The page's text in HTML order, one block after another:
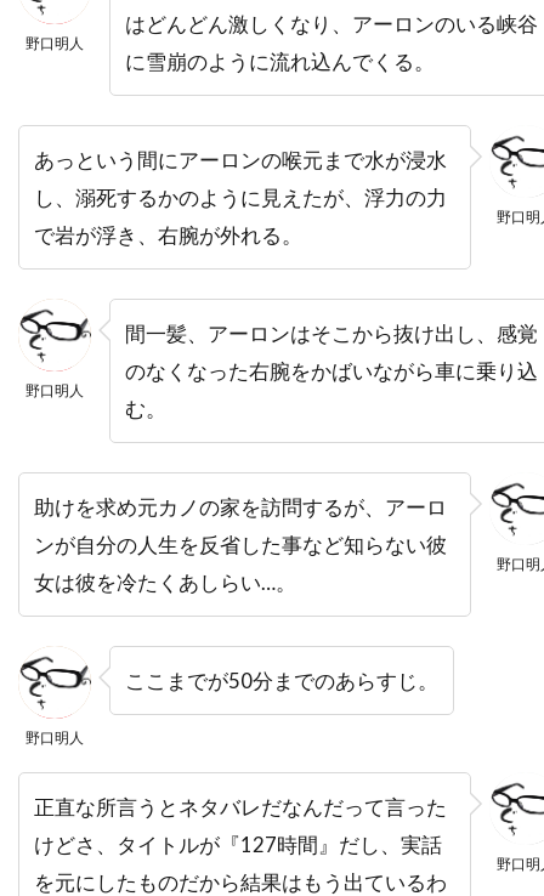
ニール・カントン
ニール・トラヴィス
ニール・マクドノー
ニール・ミラー
ニール・メロン
ニール・ロス
ネイサン・カヘイン
ネイサン・レイン
ネストール・アルメンドロス
ネリー・ベルフラワー
ノア・ワイリー
ノルディスク・フィルム
ノーマン・アルデン
ノーマン・フェル
ノーマン・ロイド
ノーラ・エフロン
ハイクワーン・グエン
ハスケル・ウェクスラー
ハッピー・マディソン
ハッピー・マディソン・プロダクションズ
ハビエル・アギーレサロベ
ハビエル・サルモネス
ハラルド・クローサー
ハリウッド・ピクチャーズ
ハリス・ユーリン
ハリー
ハリー・イーデン
ハリー・ウォーターズ・Jr
ハリー・カーニッツ
ハリー・ギルバート
野口明人
はどんどん激しくなり、アーロンのいる峡谷
に雪崩のように流れ込んでくる。
野口明
あっという間にアーロンの喉元まで水が浸水
し、溺死するかのように見えたが、浮力の力
で岩が浮き、右腕が外れる。
野口明人
間一髪、アーロンはそこから抜け出し、感覚
のなくなった右腕をかばいながら車に乗り込
む。
野口明
助けを求め元カノの家を訪問するが、アーロ
ンが自分の人生を反省した事など知らない彼
女は彼を冷たくあしらい…。
野口明人
ここまでが50分までのあらすじ。
野口明
正直な所言うとネタバレだなんだって言った
けどさ、タイトルが『127時間』だし、実話
を元にしたものだから結果はもう出ているわ